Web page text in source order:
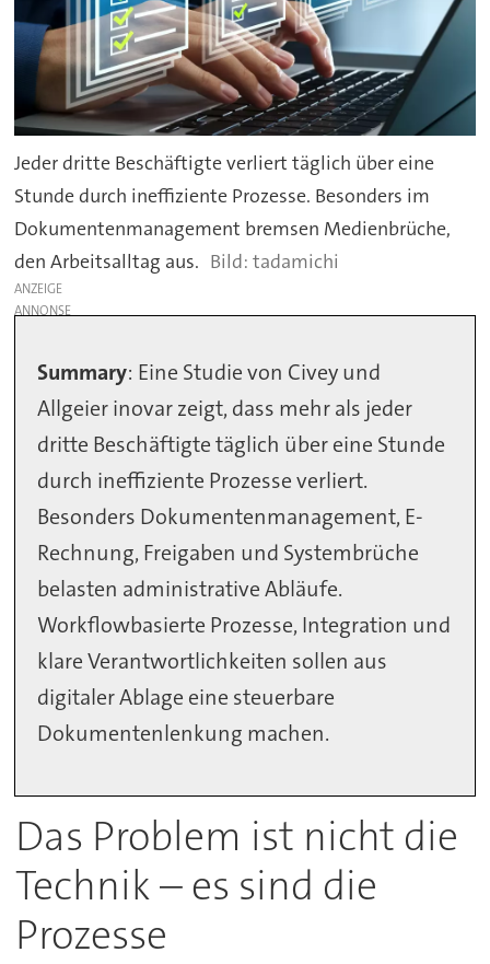
Jeder dritte Beschäftigte verliert täglich über eine
Stunde durch ineffiziente Prozesse. Besonders im
Dokumentenmanagement bremsen Medienbrüche,
den Arbeitsalltag aus.
tadamichi
ANZEIGE
Summary: Eine Studie von Civey und
Allgeier inovar zeigt, dass mehr als jeder
dritte Beschäftigte täglich über eine Stunde
durch ineffiziente Prozesse verliert.
Besonders Dokumentenmanagement, E-
Rechnung, Freigaben und Systembrüche
belasten administrative Abläufe.
Workflowbasierte Prozesse, Integration und
klare Verantwortlichkeiten sollen aus
digitaler Ablage eine steuerbare
Dokumentenlenkung machen.
Das Problem ist nicht die
Technik – es sind die
Prozesse